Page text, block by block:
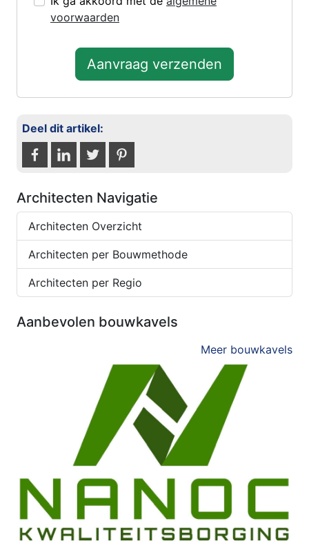
voorwaarden
Aanvraag verzenden
Deel dit artikel:
Architecten Navigatie
Architecten Overzicht
Architecten per Bouwmethode
Architecten per Regio
Aanbevolen bouwkavels
Meer bouwkavels